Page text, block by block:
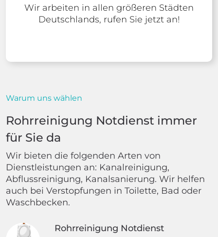
Wir arbeiten in allen größeren Städten
Deutschlands, rufen Sie jetzt an!
Warum uns wählen
Rohrreinigung Notdienst immer
für Sie da
Wir bieten die folgenden Arten von
Dienstleistungen an: Kanalreinigung,
Abflussreinigung, Kanalsanierung. Wir helfen
auch bei Verstopfungen in Toilette, Bad oder
Waschbecken.
Rohrreinigung Notdienst